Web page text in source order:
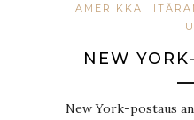
AMERIKKA
NEW
New York-postaus